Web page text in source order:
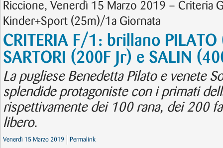
Riccione, Venerdì 15 Marzo 2019 – Criteria
Kinder+Sport (25m)/1a Giornata
CRITERIA F/1: brillano PILATO
SARTORI (200F Jr) e SALIN
La pugliese Benedetta Pilato e venete
splendide protagoniste con i primati
rispettivamente dei 100 rana, dei 200
libero.
Venerdì 15 Marzo 2019 Permalink